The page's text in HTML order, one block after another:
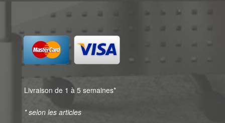
Livraison de 1 à 5 semaines*
* selon les articles